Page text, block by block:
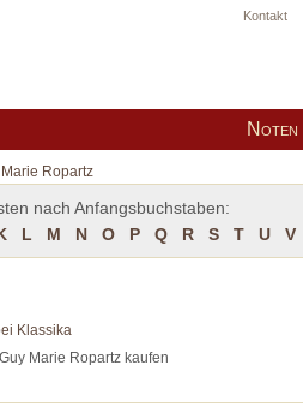
Kontakt
Noten
Ropartz
nach Anfangsbuchstaben:
L M N O P Q R S T U V
Klassika
Marie Ropartz kaufen